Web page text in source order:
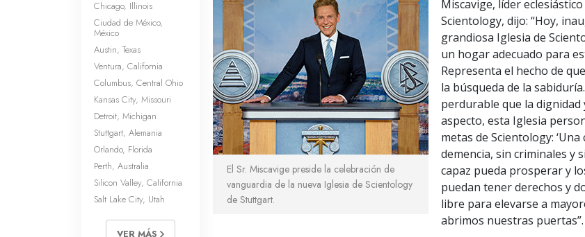
El Sr. Miscavige preside la celebración de
vanguardia de la nueva Iglesia de Scientology
de Stuttgart.
Miscavige, líder
Scientology, dijo: “Hoy,
grandiosa Iglesia de
un hogar adecuado para
Representa el hecho de
la búsqueda de la
perdurable que la dignidad
aspecto, esta Iglesia
metas de Scientology:
demencia, sin criminales y
capaz pueda prosperar y
puedan tener derechos y
libre para elevarse a
abrimos nuestras puertas”.
Chicago, Illinois
Ciudad de México,
México
Austin, Texas
Ventura, California
Columbus, Central Ohio
Kansas City, Missouri
Detroit, Michigan
Stuttgart, Alemania
Orlando, Florida
Perth, Australia
Silicon Valley, California
Salt Lake City, Utah
VER MÁS